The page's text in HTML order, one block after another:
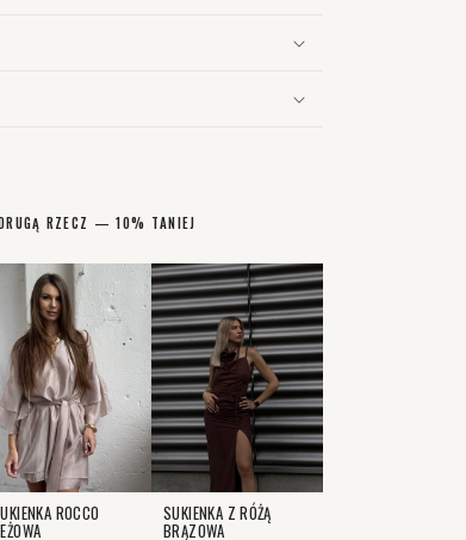
RZECZ — 10% TANIEJ
ROCCO SUKIENKA Z RÓŻĄ
BRĄZOWA